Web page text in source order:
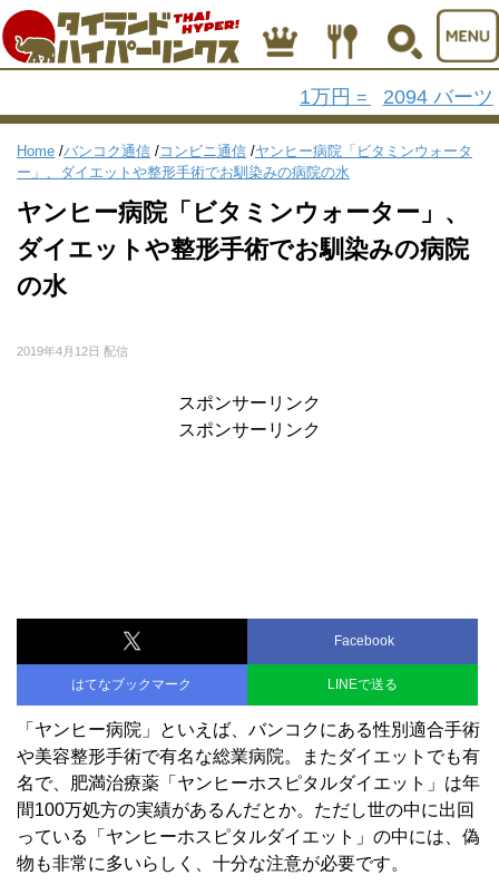
1万円 = 2094 バーツ
Home /バンコク通信 /コンビニ通信 /ヤンヒー病院「ビタミンウォータ
ー」、ダイエットや整形手術でお馴染みの病院の水
ヤンヒー病院「ビタミンウォーター」、
ダイエットや整形手術でお馴染みの病院
の水
2019年4月12日 配信
スポンサーリンク
スポンサーリンク
Facebook
はてなブックマーク LINEで送る
「ヤンヒー病院」といえば、バンコクにある性別適合手術
や美容整形手術で有名な総業病院。またダイエットでも有
名で、肥満治療薬「ヤンヒーホスピタルダイエット」は年
間100万処方の実績があるんだとか。ただし世の中に出回
っている「ヤンヒーホスピタルダイエット」の中には、偽
物も非常に多いらしく、十分な注意が必要です。